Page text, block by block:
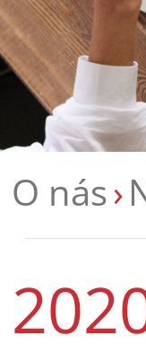
O nás